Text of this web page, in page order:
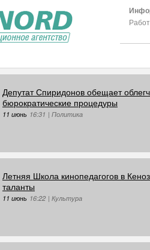
Депутат Спиридонов обещает
бюрократические процедуры
11 июнь 16:31 | Политика
Летняя Школа кинопедагогов в
таланты
11 июнь 16:22 | Культура